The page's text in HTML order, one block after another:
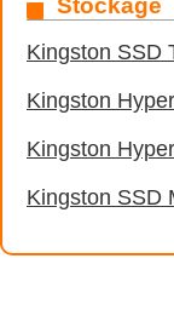
Stockage
Kingston SSD
Kingston
Kingston
Kingston SSD